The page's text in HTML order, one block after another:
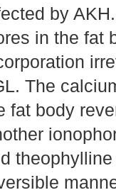
by
in the fat
The
fat body